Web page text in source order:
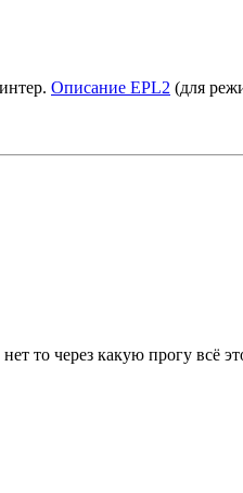
Описание EPL2 (для
то через какую прогу всё